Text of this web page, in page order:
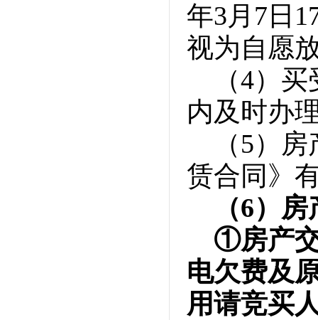
年3月7日
视为自愿
（4）
内及时办
（5）
赁合同》
（6）
①房产
电欠费及
用请竞买